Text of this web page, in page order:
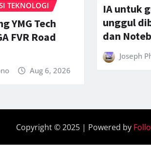
TEKNOLOGI
YMG Tech
FVR Road
Aug 6, 2026
IA untuk
unggul
dan
Joseph
Copyright © 2025 | Powered by